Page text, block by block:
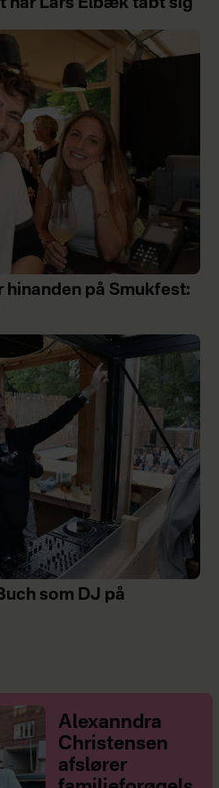
har Lars Elbæk tabt sig
hinanden på Smukfest:
som DJ på
Alexanndra
Christensen
afslører